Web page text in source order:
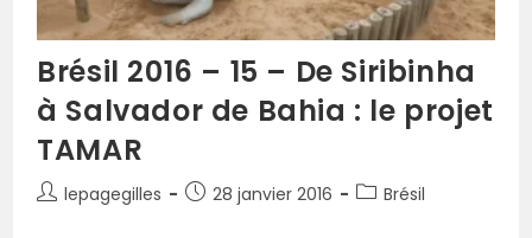
Brésil 2016 – 15 – De Siribinha
à Salvador de Bahia : le projet
TAMAR
lepagegilles 28 janvier 2016 Brésil